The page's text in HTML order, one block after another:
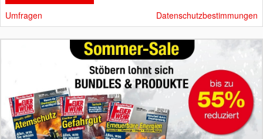
Umfragen Datenschutzbestimmungen